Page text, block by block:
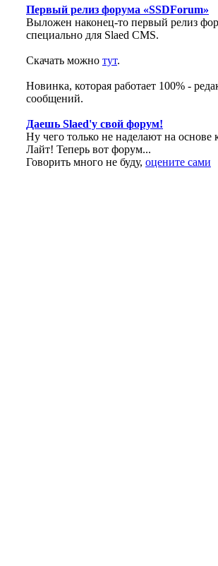
Первый релиз форума «SSDForum»
Выложен наконец-то первый релиз
специально для Slaed CMS.
Скачать можно тут.
Новинка, которая работает 100% -
сообщений.
Даешь Slaed'у свой форум!
Ну чего только не наделают на основе
Лайт! Теперь вот форум...
Говорить много не буду, оцените сами